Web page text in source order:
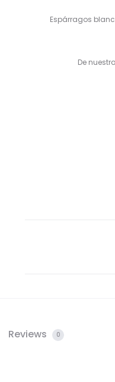
Espárragos
De
Reviews 0